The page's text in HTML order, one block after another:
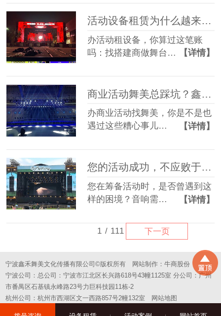
活动设备租赁为什么越来越多人选一站式？
办活动租设备，你算过这笔账
吗：找搭建商做舞台…
【详情】
商业活动舞美总踩坑？鑫禾一站式方案帮您避坑
办商业活动找舞美，你是不是也
遇过这些糟心事儿…
【详情】
您的活动成功，不应败于“拼凑”的舞台——选择一站式，选择省心
您在筹备活动时，是否曾遇到这
样的困境？音响需…
【详情】
1 / 111 下一页
宁波鑫禾舞美文化传播有限公司©版权所有 网站制作：牛商股份
宁波公司：总公司：宁波市江北区长兴路618号43幢1125室 分公司：广州
市番禺区石基镇永峰路23号力巨科技园11栋-2
杭州公司：杭州市西湖区文一西路857号2幢132室
网站地图